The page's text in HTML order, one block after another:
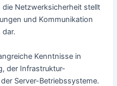
die Netzwerksicherheit stellt
und Kommunikation
Kenntnisse in
der Infrastruktur-
Server-Betriebssysteme.